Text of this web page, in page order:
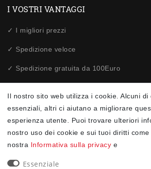
I VOSTRI VANTAGGI
✓ I migliori prezzi
✓ Spedizione veloce
✓ Spedizione gratuita da 100Euro
✓ Protezione dei dati
Il nostro sito web utilizza i cookie. Alcuni di
essenziali, altri ci aiutano a migliorare
esperienza utente. Puoi trovare ulteriori
nostro uso dei cookie e sui tuoi diritti
nostra Informativa sulla privacy e
Essenziale
NEWSLETTER